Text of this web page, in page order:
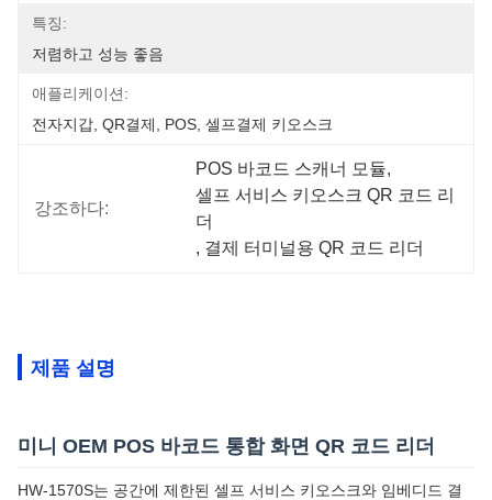
특징:
저렴하고 성능 좋음
애플리케이션:
전자지갑, QR결제, POS, 셀프결제 키오스크
강조하다:
POS 바코드 스캐너 모듈,
셀프 서비스 키오스크 QR 코드 리
더
, 결제 터미널용 QR 코드 리더
제품 설명
미니 OEM POS 바코드 통합 화면 QR 코드 리더
HW-1570S는 공간에 제한된 셀프 서비스 키오스크와 임베디드 결